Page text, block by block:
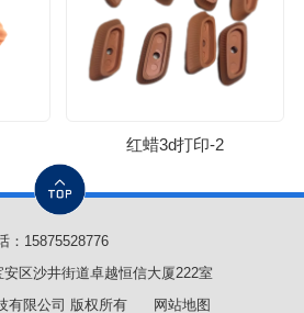
红蜡3d打印-2
： 15875528776
区沙井街道卓越恒信大厦222室
有限公司 版权所有
网站地图